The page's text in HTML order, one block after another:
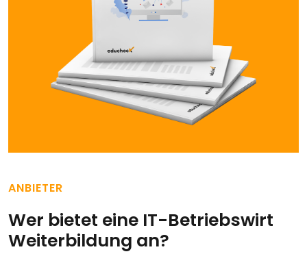
ANBIETER
Wer bietet eine IT-Betriebswirt
Weiterbildung an?